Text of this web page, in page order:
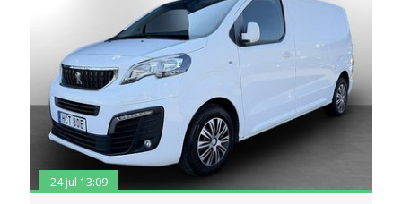
24 jul 13:09